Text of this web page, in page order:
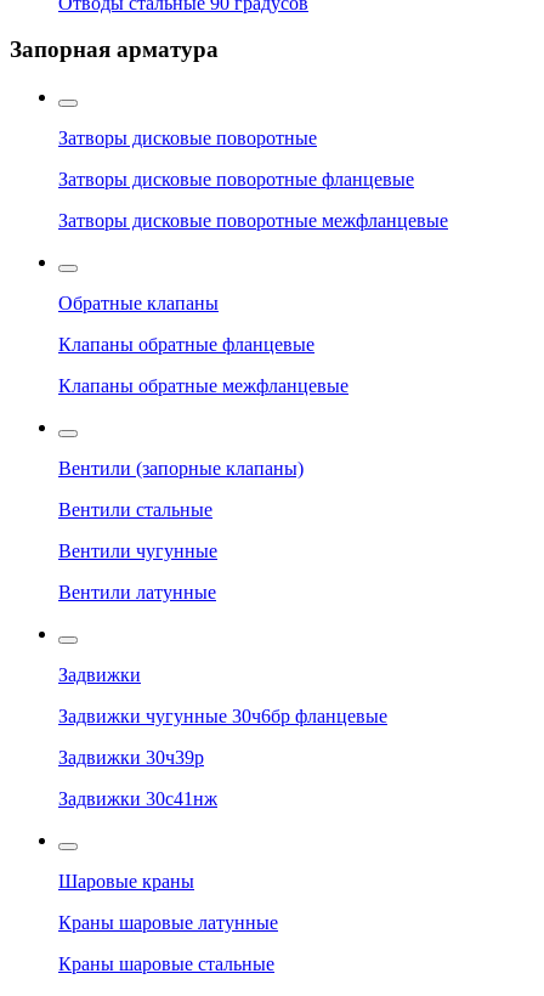
Запорная арматура
Затворы дисковые поворотные
Затворы дисковые поворотные фланцевые
Затворы дисковые поворотные межфланцевые
Обратные клапаны
Клапаны обратные фланцевые
Клапаны обратные межфланцевые
Вентили (запорные клапаны)
Вентили стальные
Вентили чугунные
Вентили латунные
Задвижки
Задвижки чугунные 30ч6бр фланцевые
Задвижки 30ч39р
Задвижки 30с41нж
Шаровые краны
Краны шаровые латунные
Краны шаровые стальные